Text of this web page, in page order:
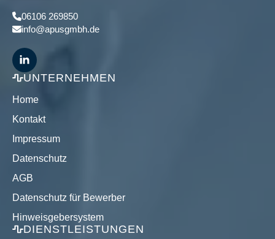
06106 269850
info@apusgmbh.de
UNTERNEHMEN
Home
Kontakt
Impressum
Datenschutz
AGB
Datenschutz für Bewerber
Hinweisgebersystem
DIENSTLEISTUNGEN